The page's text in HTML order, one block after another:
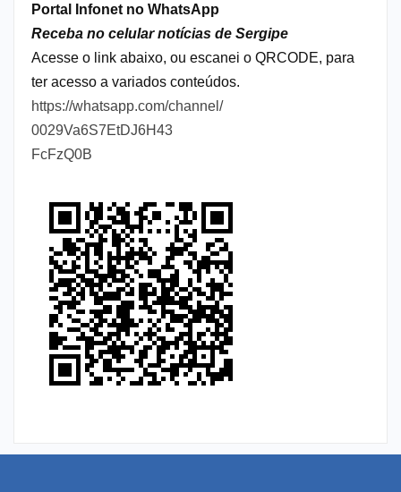
Portal Infonet no WhatsApp
Receba no celular notícias de Sergipe
Acesse o link abaixo, ou escanei o QRCODE, para
ter acesso a variados conteúdos.
https://whatsapp.com/channel/
0029Va6S7EtDJ6H43
FcFzQ0B